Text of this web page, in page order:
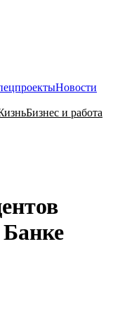
Новости
Бизнес и работа